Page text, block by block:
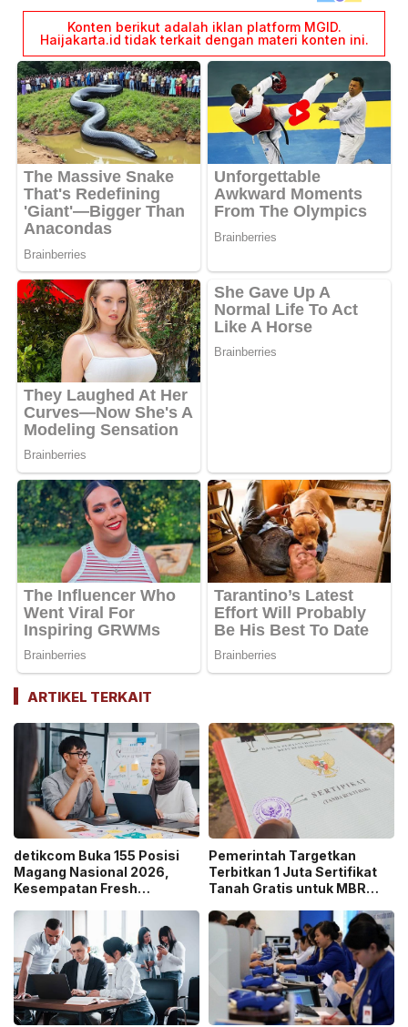
ARTIKEL TERKAIT
detikcom Buka 155 Posisi
Magang Nasional 2026,
Kesempatan Fresh
Media Digital!
Pemerintah Targetkan
Terbitkan 1 Juta Sertifikat
Tanah Gratis untuk MBR